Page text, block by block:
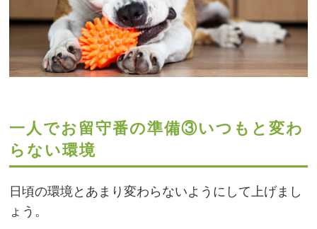
一人でお留守番の準備③いつもと変わ
らない環境
日頃の環境とあまり変わらないようにして上げまし
ょう。